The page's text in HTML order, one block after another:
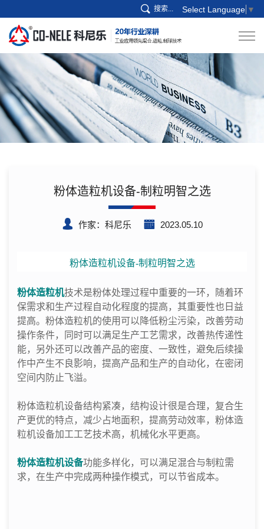
搜索... Select Language ▼
粉体造粒机设备-制粒明智之选
作家：科尼乐 2023.05.10
粉体造粒机设备-制粒明智之选
粉体造粒机技术是粉体处理过程中重要的一环，随着环
保需求和生产过程自动化程度的提高，其重要性也日益
提高。粉体造粒机的使用可以降低粉尘污染，改善劳动
操作条件，同时可以满足生产工艺需求，改善热传递性
能，另外还可以改善产品的密度、一致性，避免后续操
作中产生不良影响，提高产品和生产的自动化，在密闭
空间内防止飞溢。
粉体造粒机设备结构紧凑，结构设计很是合理，复合生
产更优的特点，减少占地面积，提高劳动效率，粉体造
粒机设备加工工艺技术高，机械化水平更高。
粉体造粒机设备功能多样化，可以满足混合与制粒需
求，在生产中完成两种操作模式，可以节省成本。